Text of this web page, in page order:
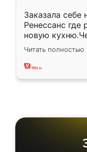
Заказала
Ренессанс где
новую
вполне
два года,
Читать полностью